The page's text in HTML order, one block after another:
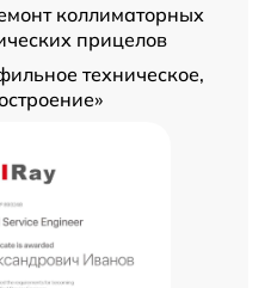
коллиматорных
прицелов
техническое,